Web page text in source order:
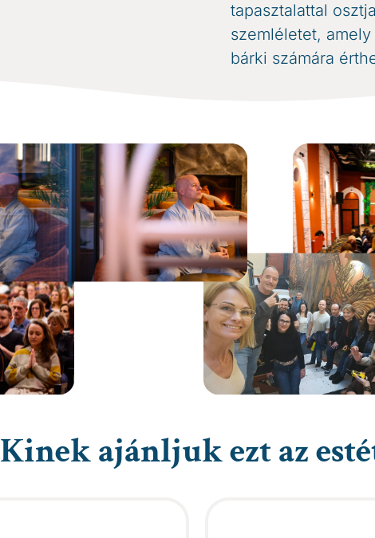
tapasztalattal
szemléletet,
bárki számára
Kinek ajánljuk ezt az